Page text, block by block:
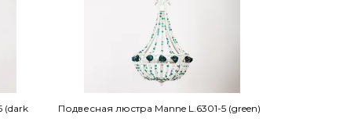
(dark
Подвесная люстра Manne L.6301-5 (green)